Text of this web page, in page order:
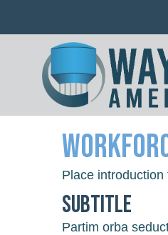
Place introduction
Subtitle
Partim orba